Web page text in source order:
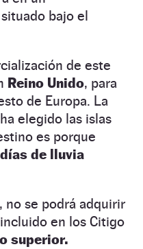
bajo el
de este
Reino Unido, para
de Europa. La
elegido las islas
es porque
de lluvia
no se podrá adquirir
en los Citigo
superior.